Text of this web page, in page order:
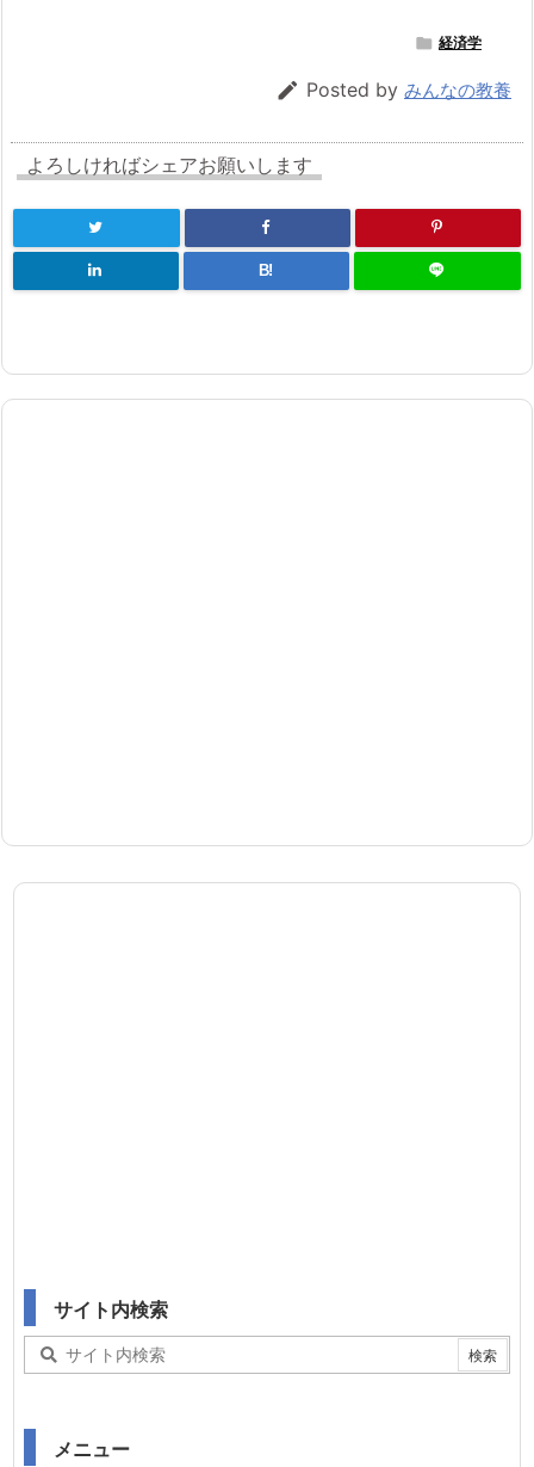
 経済学
 Posted by みんなの教養
よろしければシェアお願いします
B!
サイト内検索
メニュー